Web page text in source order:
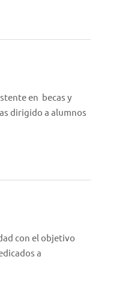
en becas y
dirigido a alumnos
con el objetivo
a